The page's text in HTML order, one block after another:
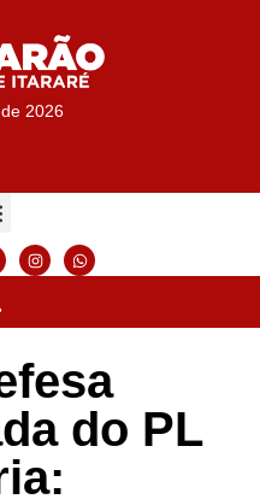
2026
do PL